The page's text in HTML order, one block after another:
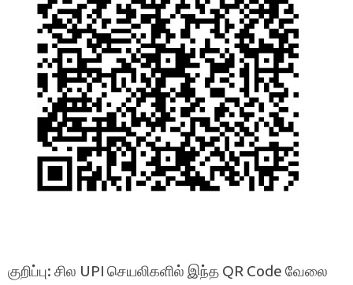
குறிப்பு: சில UPI செயலிகளில் இந்த QR Code வேலை